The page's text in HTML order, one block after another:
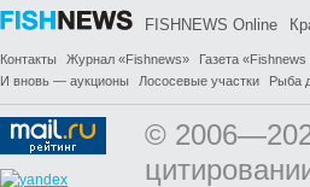
FISHNEWS Online
Контакты Журнал «Fishnews» Газета
И вновь — аукционы
Лососевые участки Рыба
©